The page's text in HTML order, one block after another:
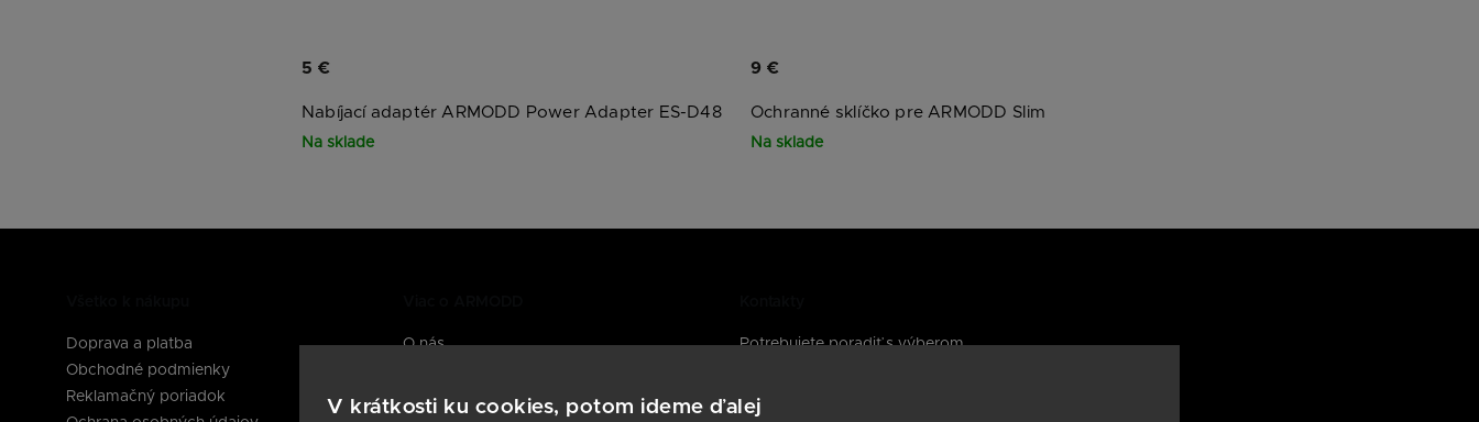
V krátkosti ku cookies, potom ideme ďalej
Nabíjací adaptér ARMODD Power Adapter ES-D48
Na sklade
5 €
Ochranné sklíčko pre ARMODD Slim
Na sklade
9 €
Doprava a platba
Obchodné podmienky
Reklamačný poriadok
O nás
Návody
Potrebujete poradiť s výberom